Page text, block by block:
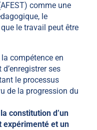
comme une
le
le travail peut être
la compétence en
ses
le processus
de la progression du
constitution d’un
expérimenté et un